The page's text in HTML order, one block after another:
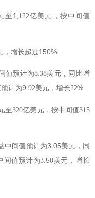
至 1,122亿美元，按中间值
，增长超过150%
值预计为8.38美元，同比增
计为9.92美元，增长22%
至320亿美元，按中间值315
中间值预计为3.05美元，同
间值预计为3.50美元，增长